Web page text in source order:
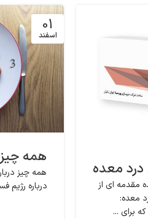
درد معده
مقدمه ای از
معده:
برای ...
01
اسفند
همه
همه چیز
درباره رژیم